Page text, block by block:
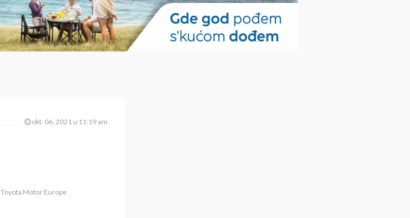
okt. 06, 2021 u 11:19 am
Toyota Motor Europe